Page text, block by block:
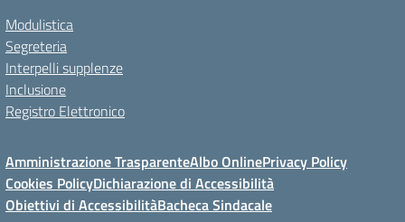
Modulistica
Segreteria
Interpelli supplenze
Inclusione
Registro Elettronico
Amministrazione TrasparenteAlbo OnlinePrivacy Policy
Cookies PolicyDichiarazione di Accessibilità
Obiettivi di AccessibilitàBacheca Sindacale